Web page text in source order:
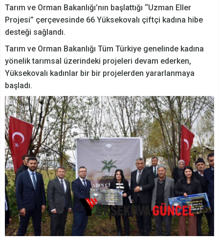
Tarım ve Orman Bakanlığı’nın başlattığı ‘‘Uzman Eller
Projesi’’ çerçevesinde 66 Yüksekovalı çiftçi kadına hibe
desteği sağlandı.
Tarım ve Orman Bakanlığı Tüm Türkiye genelinde kadına
yönelik tarımsal üzerindeki projeleri devam ederken,
Yüksekovalı kadınlar bir bir projelerden yararlanmaya
başladı.